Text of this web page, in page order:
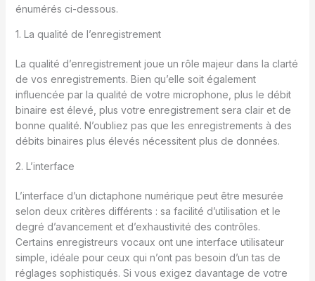
énumérés ci-dessous.
1. La qualité de l’enregistrement
La qualité d’enregistrement joue un rôle majeur dans la clarté
de vos enregistrements. Bien qu’elle soit également
influencée par la qualité de votre microphone, plus le débit
binaire est élevé, plus votre enregistrement sera clair et de
bonne qualité. N’oubliez pas que les enregistrements à des
débits binaires plus élevés nécessitent plus de données.
2. L’interface
L’interface d’un dictaphone numérique peut être mesurée
selon deux critères différents : sa facilité d’utilisation et le
degré d’avancement et d’exhaustivité des contrôles.
Certains enregistreurs vocaux ont une interface utilisateur
simple, idéale pour ceux qui n’ont pas besoin d’un tas de
réglages sophistiqués. Si vous exigez davantage de votre